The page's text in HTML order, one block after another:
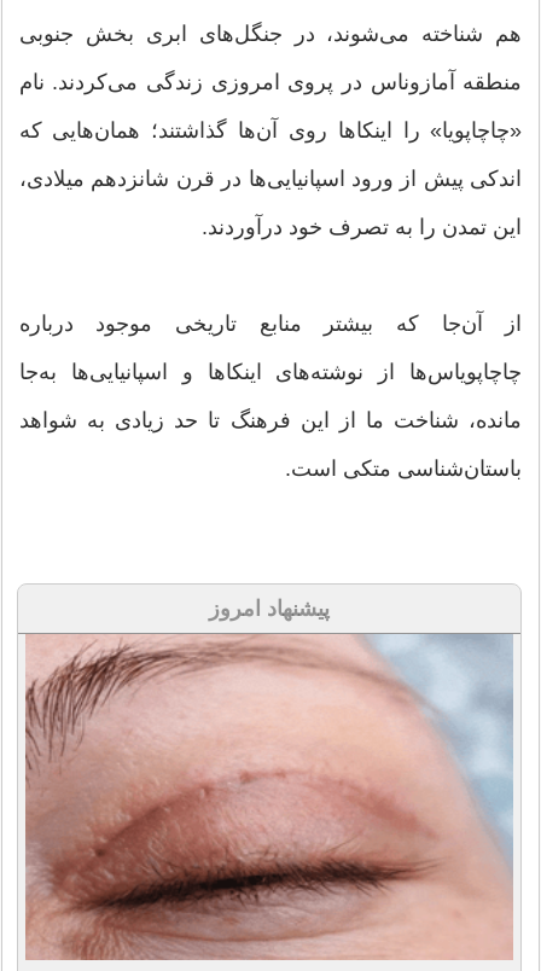
هم شناخته می‌شوند، در جنگل‌های ابری بخش جنوبی
منطقه آمازوناس در پروی امروزی زندگی می‌کردند. نام
«چاچاپویا» را اینکاها روی آن‌ها گذاشتند؛ همان‌هایی که
اندکی پیش از ورود اسپانیایی‌ها در قرن شانزدهم میلادی،
این تمدن را به تصرف خود درآوردند.
از آن‌جا که بیشتر منابع تاریخی موجود درباره
چاچاپویاس‌ها از نوشته‌های اینکاها و اسپانیایی‌ها به‌جا
مانده، شناخت ما از این فرهنگ تا حد زیادی به شواهد
باستان‌شناسی متکی است.
پیشنهاد امروز